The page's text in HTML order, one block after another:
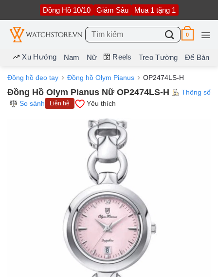
nội
dung
Đồng Hồ 10/10 Giảm Sâu Mua 1 tặng 1
Tìm
kiếm:
0
Xu Hướng Nam Nữ Reels Treo Tường Để Bàn
Đồng hồ đeo tay Đồng hồ Olym Pianus OP2474LS-H
Đồng Hồ Olym Pianus Nữ OP2474LS-H
Thông số
So sánh
Liên hệ Yêu thích